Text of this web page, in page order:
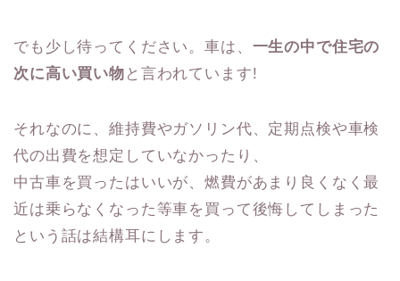
でも少し待ってください。車は、 一生の中で住宅の
次に高い買い物 と言われています!
それなのに、維持費やガソリン代、定期点検や車検
代の出費を想定していなかったり、
中古車を買ったはいいが、燃費があまり良くなく最
近は乗らなくなった等車を買って後悔してしまった
という話は結構耳にします。